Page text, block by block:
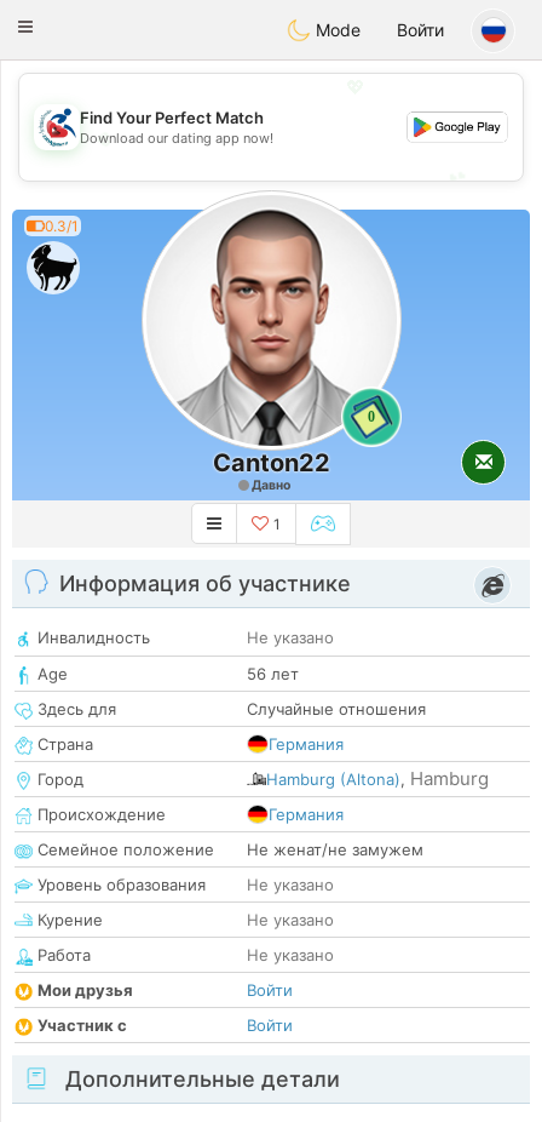
Handi Space
Toggle
Mode Войти
💖
💕
Find Your Perfect Match
Download our dating app now!
0.3/1
0
Canton22
Давно
1
Информация об участнике
Инвалидность
Не указано
Age
56 лет
Здесь для
Случайные отношения
Страна
Германия
Город
Hamburg (Altona), Hamburg
Происхождение
Германия
Семейное положение
Не женат/не замужем
Уровень образования
Не указано
Курение
Не указано
Работа
Не указано
Мои друзья
Войти
Участник с
Войти
Дополнительные детали